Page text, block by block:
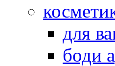
для
боди